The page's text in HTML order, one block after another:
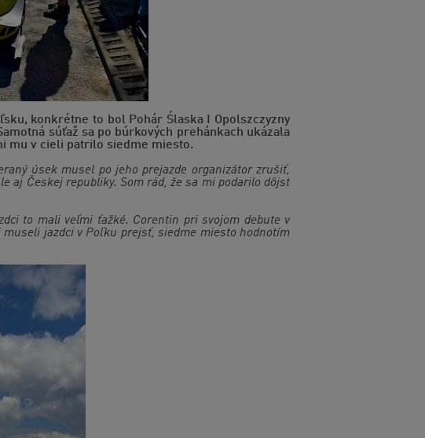
konkrétne to bol Pohár Ślaska I Opolszczyzny
súťaž sa po búrkových prehánkach ukázala
mu v cieli patrilo siedme miesto.
úsek musel po jeho prejazde organizátor zrušiť,
aj Českej republiky. Som rád, že sa mi podarilo dôjsť
to mali veľmi ťažké. Corentin pri svojom debute v
jazdci v Poľku prejsť, siedme miesto hodnotím